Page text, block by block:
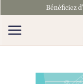
au
Bénéficiez